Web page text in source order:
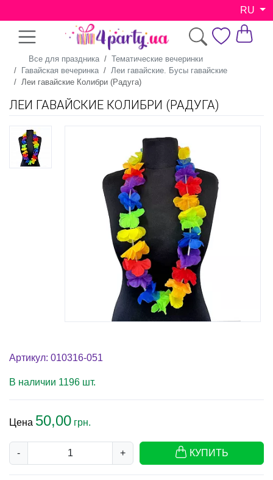
RU
Все для праздника
Тематические вечеринки
Гавайская вечеринка
Леи гавайские. Бусы гавайские
Леи гавайские Колибри (Радуга)
ЛЕИ ГАВАЙСКИЕ КОЛИБРИ (РАДУГА)
Артикул: 010316-051
В наличии 1196 шт.
Цена 50,00 грн.
- + КУПИТЬ